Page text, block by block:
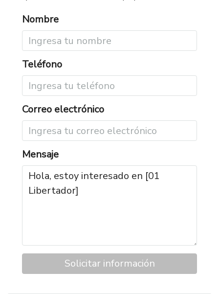
Nombre
Teléfono
Correo electrónico
Mensaje
Solicitar información